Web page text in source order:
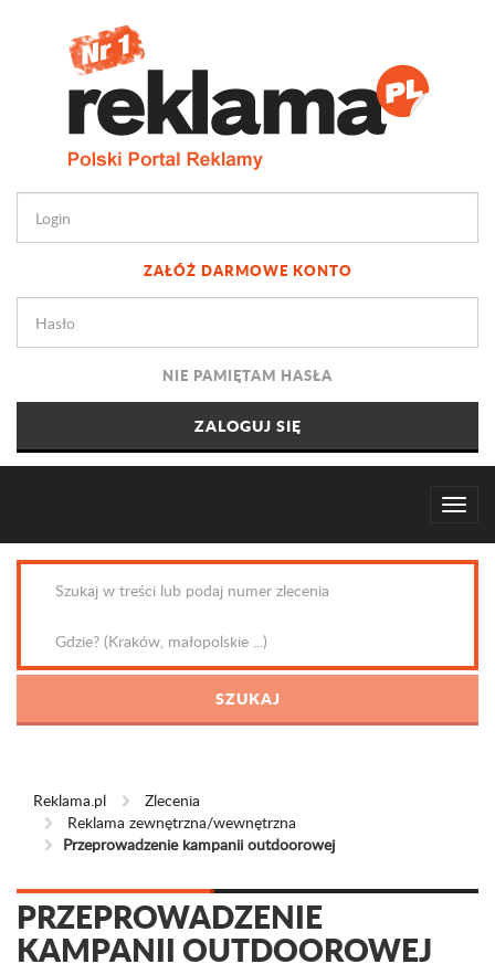
ZAŁÓŻ DARMOWE KONTO
NIE PAMIĘTAM HASŁA
Reklama.pl
Zlecenia
Reklama zewnętrzna/wewnętrzna
Przeprowadzenie kampanii outdoorowej
PRZEPROWADZENIE
KAMPANII OUTDOOROWEJ